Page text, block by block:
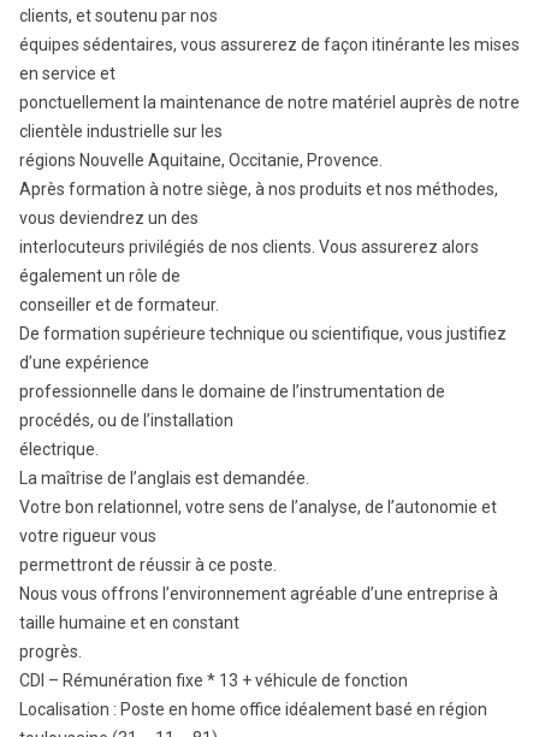
clients, et soutenu par nos
équipes sédentaires, vous assurerez de façon itinérante les mises
en service et
ponctuellement la maintenance de notre matériel auprès de notre
clientèle industrielle sur les
régions Nouvelle Aquitaine, Occitanie, Provence.
Après formation à notre siège, à nos produits et nos méthodes,
vous deviendrez un des
interlocuteurs privilégiés de nos clients. Vous assurerez alors
également un rôle de
conseiller et de formateur.
De formation supérieure technique ou scientifique, vous justifiez
d’une expérience
professionnelle dans le domaine de l’instrumentation de
procédés, ou de l’installation
électrique.
La maîtrise de l’anglais est demandée.
Votre bon relationnel, votre sens de l’analyse, de l’autonomie et
votre rigueur vous
permettront de réussir à ce poste.
Nous vous offrons l’environnement agréable d’une entreprise à
taille humaine et en constant
progrès.
CDI – Rémunération fixe * 13 + véhicule de fonction
Localisation : Poste en home office idéalement basé en région